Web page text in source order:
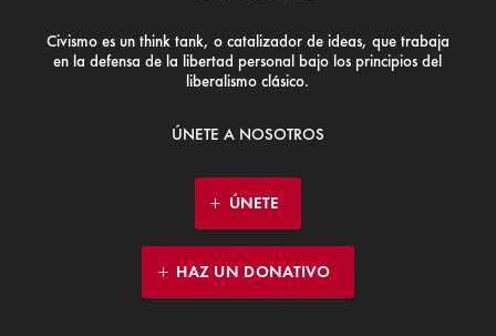
Civismo es un think tank, o catalizador de ideas, que trabaja
en la defensa de la libertad personal bajo los principios del
liberalismo clásico.
ÚNETE A NOSOTROS
ÚNETE
HAZ UN DONATIVO